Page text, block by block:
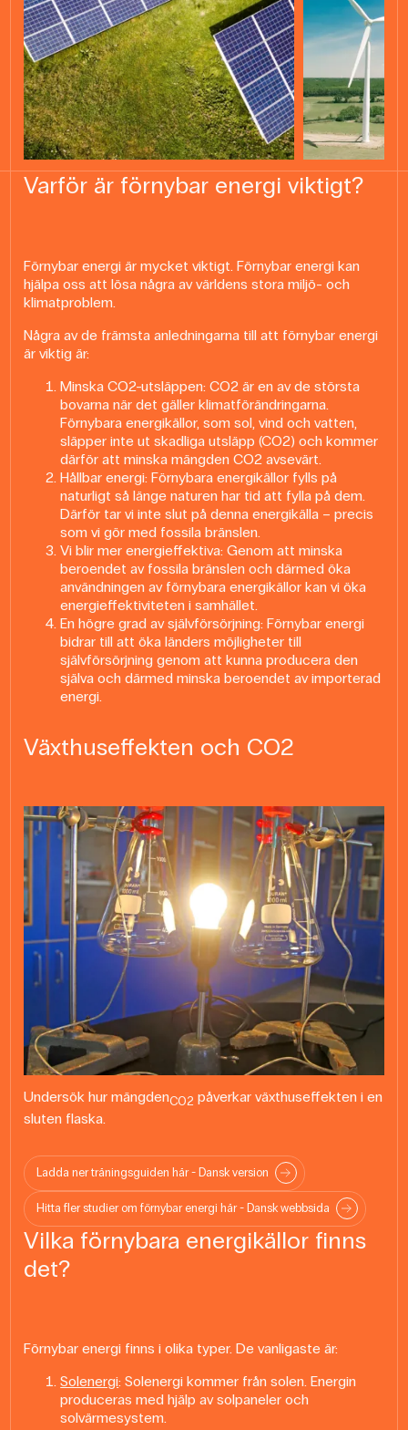
Varför är förnybar energi viktigt?
Förnybar energi är mycket viktigt. Förnybar energi kan
hjälpa oss att lösa några av världens stora miljö- och
klimatproblem.
Några av de främsta anledningarna till att förnybar energi
är viktig är:
Minska CO2-utsläppen: CO2 är en av de största
bovarna när det gäller klimatförändringarna.
Förnybara energikällor, som sol, vind och vatten,
släpper inte ut skadliga utsläpp (CO2) och kommer
därför att minska mängden CO2 avsevärt.
Hållbar energi: Förnybara energikällor fylls på
naturligt så länge naturen har tid att fylla på dem.
Därför tar vi inte slut på denna energikälla – precis
som vi gör med fossila bränslen.
Vi blir mer energieffektiva: Genom att minska
beroendet av fossila bränslen och därmed öka
användningen av förnybara energikällor kan vi öka
energieffektiviteten i samhället.
En högre grad av självförsörjning: Förnybar energi
bidrar till att öka länders möjligheter till
självförsörjning genom att kunna producera den
själva och därmed minska beroendet av importerad
energi.
Växthuseffekten och CO2
Undersök hur mängdenCO2 påverkar växthuseffekten i en
sluten flaska.
Ladda ner träningsguiden här - Dansk version
Hitta fler studier om förnybar energi här - Dansk webbsida
Vilka förnybara energikällor finns
det?
Förnybar energi finns i olika typer. De vanligaste är:
Solenergi: Solenergi kommer från solen. Energin
produceras med hjälp av solpaneler och
solvärmesystem.